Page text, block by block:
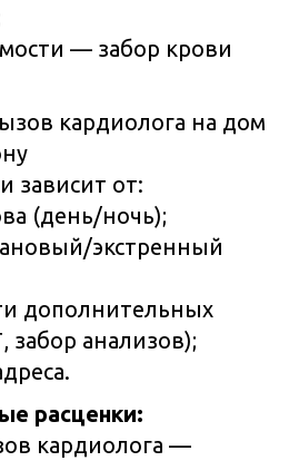
— забор крови
кардиолога на дом
зависит от:
(день/ночь);
экстренный
дополнительных
забор анализов);
расценки:
кардиолога —